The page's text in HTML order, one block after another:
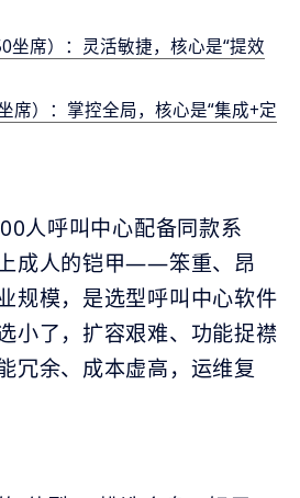
坐席）：灵活敏捷，核心是“提效
席）：掌控全局，核心是“集成+定
人呼叫中心配备同款系
成人的铠甲——笨重、昂
规模，是选型呼叫中心软件
小了，扩容艰难、功能捉襟
冗余、成本虚高，运维复